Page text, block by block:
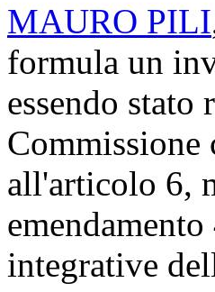
MAURO PILI
formula un
essendo
Commissione
all'articolo 6,
integrative